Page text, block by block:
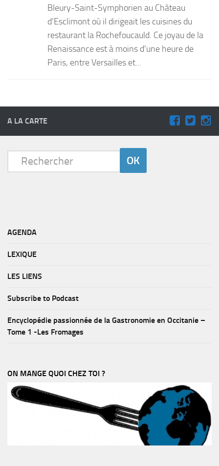
Desserts
Bleury-Saint-Symphorien au Château
d’Esclimont où il dirigeait les cuisines du
restaurant la Rochefoucauld. Ce joyau de la
Renaissance est à moins d’une heure de
Paris, entre Versailles et...
A LA CARTE
AGENDA
LEXIQUE
LES LIENS
Subscribe to Podcast
Encyclopédie passionnée de la Gastronomie en Occitanie –
Tome 1 -Les Fromages
ON MANGE QUOI CHEZ TOI ?